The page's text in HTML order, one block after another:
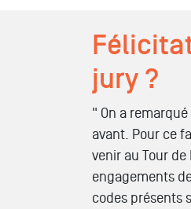
jury ?
" On a
avant. Pour ce
venir au Tour
engagements
codes présents